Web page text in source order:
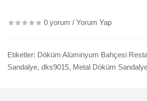
0 yorum / Yorum Yap
Etiketler: Döküm Alüminyum Bahçesi
Sandalye, dks9015, Metal Döküm